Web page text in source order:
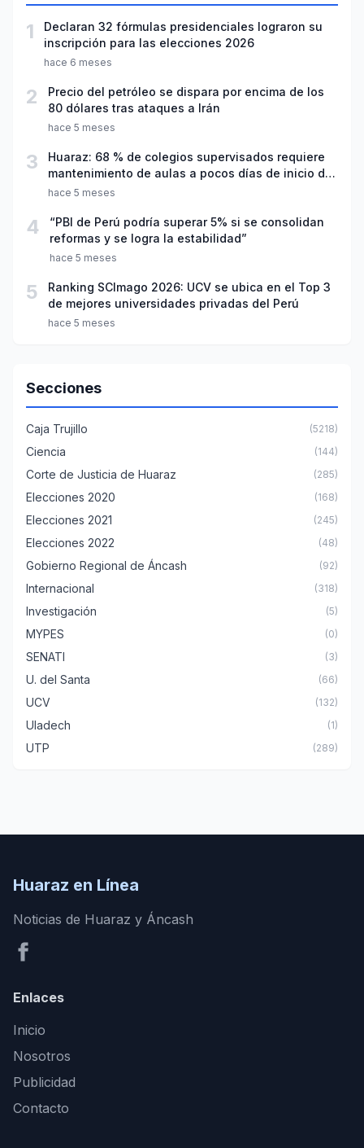
1
Declaran 32 fórmulas presidenciales lograron su
inscripción para las elecciones 2026
hace 6 meses
2
Precio del petróleo se dispara por encima de los
80 dólares tras ataques a Irán
hace 5 meses
3
Huaraz: 68 % de colegios supervisados requiere
mantenimiento de aulas a pocos días de inicio del
año escolar 2026
hace 5 meses
4
“PBI de Perú podría superar 5% si se consolidan
reformas y se logra la estabilidad”
hace 5 meses
5
Ranking SCImago 2026: UCV se ubica en el Top 3
de mejores universidades privadas del Perú
hace 5 meses
Secciones
Caja Trujillo (5218)
Ciencia (144)
Corte de Justicia de Huaraz (285)
Elecciones 2020 (168)
Elecciones 2021 (245)
Elecciones 2022 (48)
Gobierno Regional de Áncash (92)
Internacional (318)
Investigación (5)
MYPES (0)
SENATI (3)
U. del Santa (66)
UCV (132)
Uladech (1)
UTP (289)
Huaraz en Línea
Noticias de Huaraz y Áncash
Enlaces
Inicio
Nosotros
Publicidad
Contacto